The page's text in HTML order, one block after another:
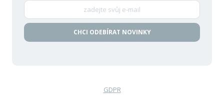
CHCI ODEBÍRAT NOVINKY
GDPR